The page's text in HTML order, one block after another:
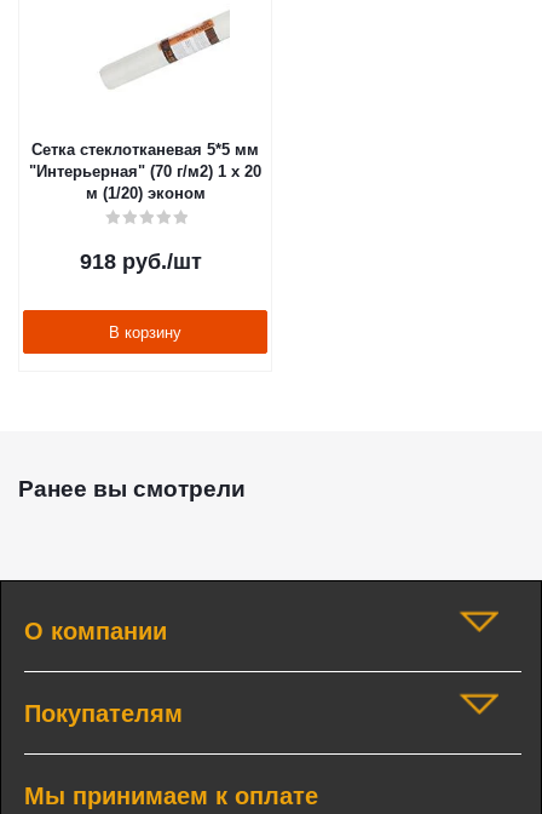
Сетка стеклотканевая 5*5 мм
"Интерьерная" (70 г/м2) 1 х 20
м (1/20) эконом
918 руб./шт
В корзину
Ранее вы смотрели
О компании
Покупателям
Мы принимаем к оплате